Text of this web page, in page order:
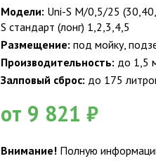
Модели: Uni-S M/0,5/25
S стандарт (лонг) 1,2,3,4,5
Размещение: под мойку,
Производительность: до 1,5
Залповый сброс: до 175
от 9 821 ₽
Внимание! Полную